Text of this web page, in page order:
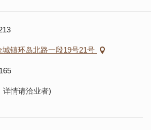
城镇环岛北路一段19号21号
详情请洽业者)